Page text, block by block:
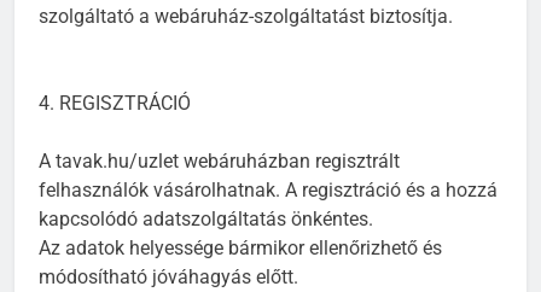
szolgáltató a webáruház-szolgáltatást biztosítja.
4. REGISZTRÁCIÓ
A tavak.hu/uzlet webáruházban regisztrált
felhasználók vásárolhatnak. A regisztráció és a hozzá
kapcsolódó adatszolgáltatás önkéntes.
Az adatok helyessége bármikor ellenőrizhető és
módosítható jóváhagyás előtt.